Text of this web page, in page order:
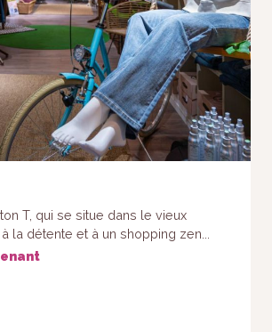
T, qui se situe dans le vieux
la détente et à un shopping zen...